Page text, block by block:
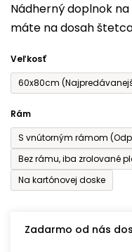
Nádherný doplnok
máte na dosah
Veľkosť
60x80cm
Rám
S vnútorným rámom
Bez rámu, iba zrolované
Na kartónovej doske
Zadarmo od nás